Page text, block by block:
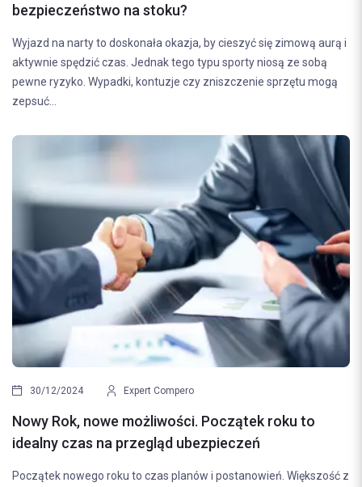
bezpieczeństwo na stoku?
Wyjazd na narty to doskonała okazja, by cieszyć się zimową aurą i
aktywnie spędzić czas. Jednak tego typu sporty niosą ze sobą
pewne ryzyko. Wypadki, kontuzje czy zniszczenie sprzętu mogą
zepsuć...
30/12/2024 Expert Compero
Nowy Rok, nowe możliwości. Początek roku to
idealny czas na przegląd ubezpieczeń
Początek nowego roku to czas planów i postanowień. Większość z